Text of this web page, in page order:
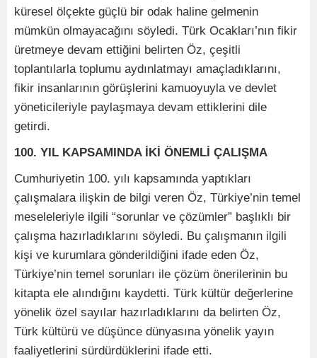
küresel ölçekte güçlü bir odak haline gelmenin
mümkün olmayacağını söyledi. Türk Ocakları’nın fikir
üretmeye devam ettiğini belirten Öz, çeşitli
toplantılarla toplumu aydınlatmayı amaçladıklarını,
fikir insanlarının görüşlerini kamuoyuyla ve devlet
yöneticileriyle paylaşmaya devam ettiklerini dile
getirdi.
100. YIL KAPSAMINDA İKİ ÖNEMLİ ÇALIŞMA
Cumhuriyetin 100. yılı kapsamında yaptıkları
çalışmalara ilişkin de bilgi veren Öz, Türkiye’nin temel
meseleleriyle ilgili “sorunlar ve çözümler” başlıklı bir
çalışma hazırladıklarını söyledi. Bu çalışmanın ilgili
kişi ve kurumlara gönderildiğini ifade eden Öz,
Türkiye’nin temel sorunları ile çözüm önerilerinin bu
kitapta ele alındığını kaydetti. Türk kültür değerlerine
yönelik özel sayılar hazırladıklarını da belirten Öz,
Türk kültürü ve düşünce dünyasına yönelik yayın
faaliyetlerini sürdürdüklerini ifade etti.